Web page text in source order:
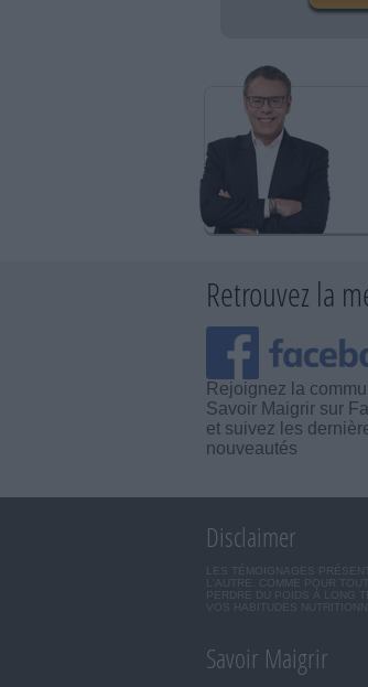
Retrouvez la
Rejoignez la
Savoir Maigrir sur
et suivez les
nouveautés
Disclaimer
LES TÉMOIGNAGES
L'AUTRE. COMME POUR
PERDRE DU POIDS À LONG
VOS HABITUDES
Savoir Maigrir